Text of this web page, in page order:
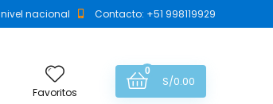
nacional Contacto: +51 998119929
Favoritos
0
S/0.00